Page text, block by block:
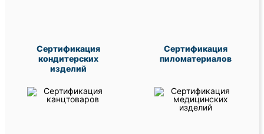
Сертификация
кондитерских
изделий
Сертификация
пиломатериалов